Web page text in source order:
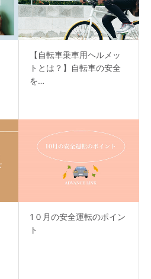
【自転車乗車用ヘルメッ
トとは？】自転車の安全
を…
1０月の安全運転のポイン
ト